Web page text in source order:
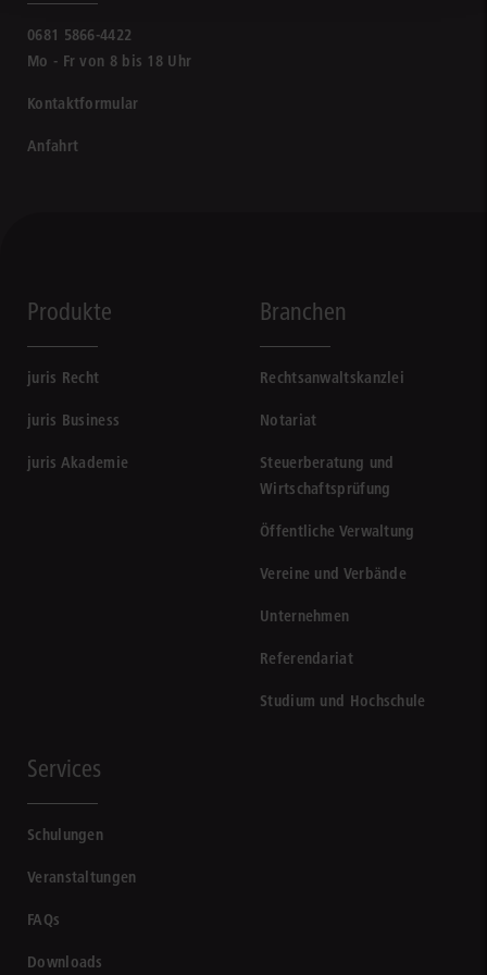
0681 5866-4422
Mo - Fr von 8 bis 18 Uhr
Kontaktformular
Anfahrt
Produkte
juris Recht
juris Business
juris Akademie
Branchen
Rechtsanwaltskanzlei
Notariat
Steuerberatung und
Wirtschaftsprüfung
Öffentliche Verwaltung
Vereine und Verbände
Unternehmen
Referendariat
Studium und Hochschule
Services
Schulungen
Veranstaltungen
FAQs
Downloads